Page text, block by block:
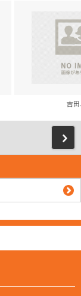
吉田